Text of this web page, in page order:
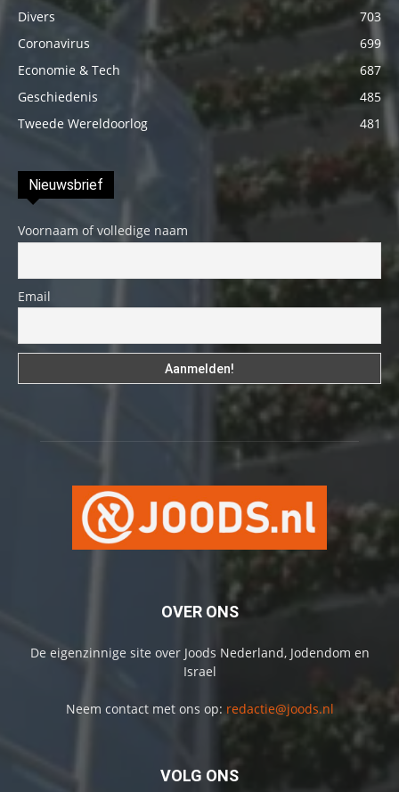
Divers
703
Coronavirus
699
Economie & Tech
687
Geschiedenis
485
Tweede Wereldoorlog
481
Nieuwsbrief
Voornaam of volledige naam
Email
OVER ONS
De eigenzinnige site over Joods Nederland, Jodendom en
Israel
Neem contact met ons op: redactie@joods.nl
VOLG ONS